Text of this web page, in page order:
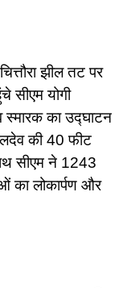
झील तट पर
सीएम योगी
स्मारक का उद्घाटन
की 40 फीट
सीएम ने 1243
का लोकार्पण और